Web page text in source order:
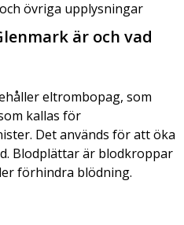
övriga upplysningar
är och vad
eltrombopag, som
kallas för
Det används för att öka
Blodplättar är blodkroppar
förhindra blödning.